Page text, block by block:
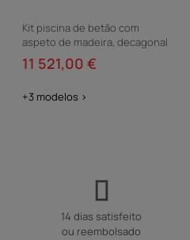
Kit piscina de betão com
aspeto de madeira, decagonal
e alongada Naturalis 2" - 7,77 x
4,74 x 1,40 m
11 521,00 €
+3 modelos >
14 dias satisfeito
ou reembolsado